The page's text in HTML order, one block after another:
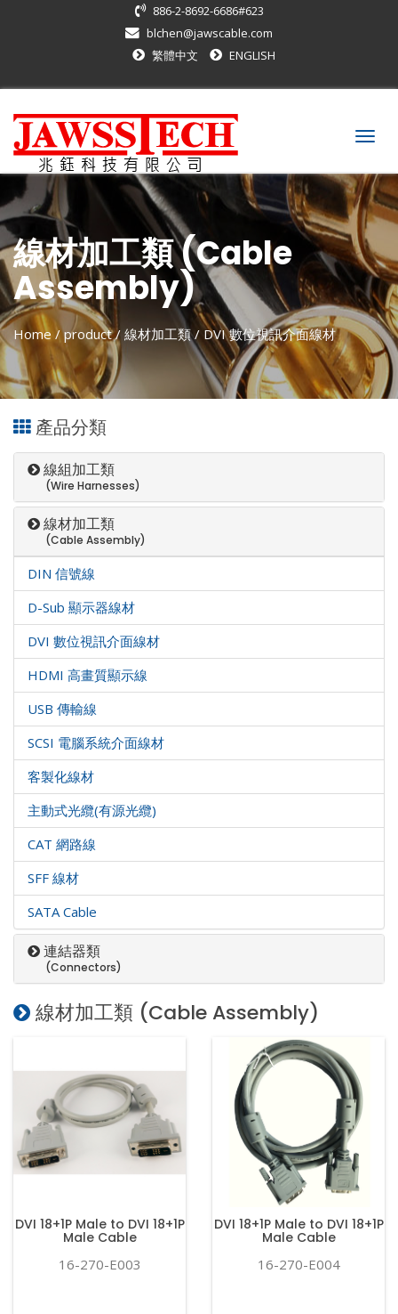
886-2-8692-6686#623
blchen@jawscable.com
繁體中文
ENGLISH
線材加工類 (Cable
Assembly)
Home / product / 線材加工類/ DVI 數位視訊介面線材
產品分類
線組加工類
(Wire Harnesses)
線材加工類
(Cable Assembly)
DIN 信號線
D-Sub 顯示器線材
DVI 數位視訊介面線材
HDMI 高畫質顯示線
USB 傳輸線
SCSI 電腦系統介面線材
客製化線材
主動式光纜(有源光纜)
CAT 網路線
SFF 線材
SATA Cable
連結器類
(Connectors)
線材加工類 (Cable Assembly)
DVI 18+1P Male to DVI 18+1P
Male Cable
16-270-E003
DVI 18+1P Male to DVI 18+1P
Male Cable
16-270-E004